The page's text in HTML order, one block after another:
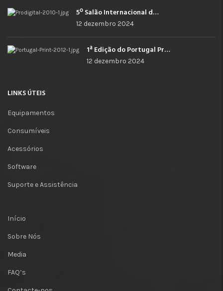
5º Salão Internacional de Impressão, Imagem, Comunicação Digital e Têxtil Promocional
12 dezembro 2024
1ª Edição do Portugal Print
12 dezembro 2024
LINKS ÚTEIS
Equipamentos
Consumíveis
Acessórios
Software
Suporte e Assistência
Início
Sobre Nós
Media
FAQ’s